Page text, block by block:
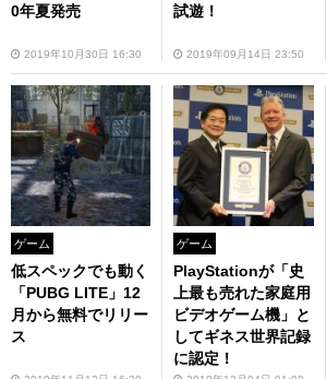
0年夏発売
2019年10月30日 16:30
試遊！
2019年09月14日 23:50
ゲーム
低スペックでも動く
「PUBG LITE」12
月から無料でリリー
ス
ゲーム
PlayStationが「史
上最も売れた家庭用
ビデオゲーム機」と
してギネス世界記録
に認定！